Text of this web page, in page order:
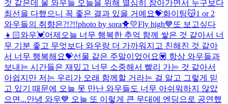
것 같은데 울 와우들 오늘을 위해 열심히 참아가면서 누구보다
최선을 다했으니 꼭 좋은 결과 있을 거예요💝화이팅😽1 or 2
와우들의 취향은?!?!!photo by sora🐥💛Fly high💙 또 보고싶다
👧🏻와우💓어제오늘 너무 행복한 추억 함께 쌓은 것 같아서 너
무 기분 좋고 무엇보다 와우랑 더 가까워지고 친해진 것 같아
서 너무 행복해요💝선물 같은 주말이었어요💟 항상 와우들과
보내는 시간들은 재밌고 너무 소중해서 빨리 가는 것 같아서
아쉽지만 저는 우리가 오래 함께할 거라는 걸 알고 그렇게 믿
고 있기 때문에 오늘 못 만난 와우들도 너무 아쉬워하지 않았
으면...안녕 와우💙 오늘 또 이렇게 큰 무대에 엔딩으로 공연했